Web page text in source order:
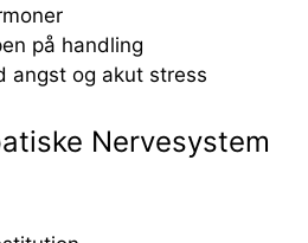
på handling
angst og akut stress
Nervesystem